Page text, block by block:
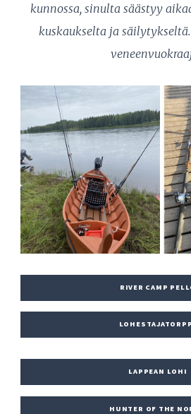
kunnossa, sinulta säästyy
kuskaukselta ja
RIVER CAMP
LAPPEAN LOHI
HUNTER OF THE